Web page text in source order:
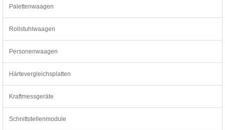
Palettenwaagen
Rollstuhlwaagen
Personenwaagen
Härtevergleichsplatten
Kraftmessgeräte
Schnittstellenmodule